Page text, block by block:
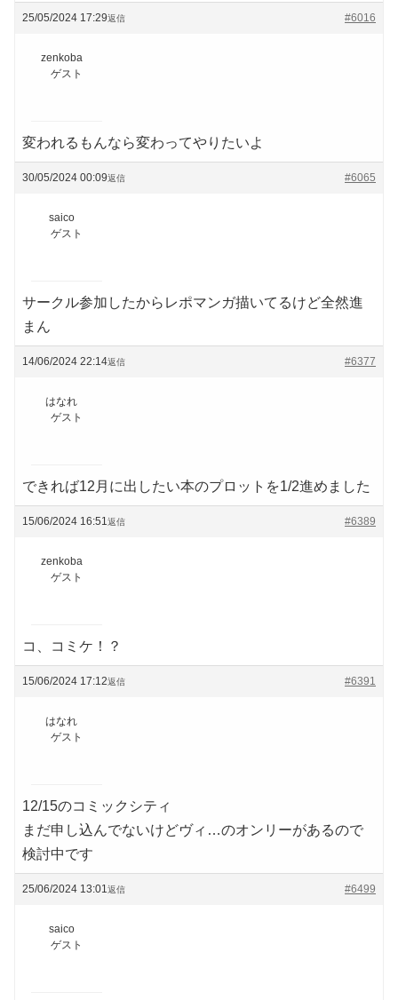
25/05/2024 17:29 #6016
返信
zenkoba
ゲスト
変われるもんなら変わってやりたいよ
30/05/2024 00:09 #6065
返信
saico
ゲスト
サークル参加したからレポマンガ描いてるけど全然進
まん
14/06/2024 22:14 #6377
返信
はなれ
ゲスト
できれば12月に出したい本のプロットを1/2進めました
15/06/2024 16:51 #6389
返信
zenkoba
ゲスト
コ、コミケ！？
15/06/2024 17:12 #6391
返信
はなれ
ゲスト
12/15のコミックシティ
まだ申し込んでないけどヴィ…のオンリーがあるので
検討中です
25/06/2024 13:01 #6499
返信
saico
ゲスト